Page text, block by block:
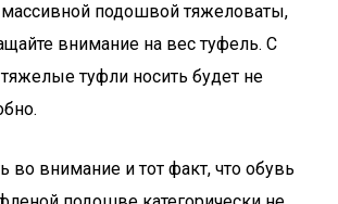
массивной подошвой тяжеловаты,
внимание на вес туфель. С
туфли носить будет не
во внимание и тот факт, что обувь